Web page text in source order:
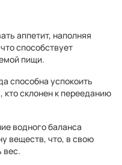
аппетит, наполняя
способствует
пищи.
способна успокоить
кто склонен к перееданию
водного баланса
веществ, что, в свою
вес.